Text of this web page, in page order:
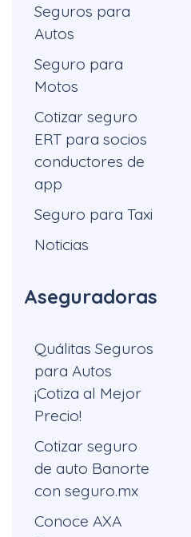
Seguros para
Autos
Seguro para
Motos
Cotizar seguro
ERT para socios
conductores de
app
Seguro para Taxi
Noticias
Aseguradoras
Quálitas Seguros
para Autos
¡Cotiza al Mejor
Precio!
Cotizar seguro
de auto Banorte
con seguro.mx
Conoce AXA